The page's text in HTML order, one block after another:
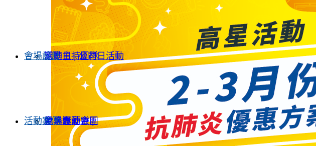
家庭日 | 公司日活動
企業運動會 |
活動主持團隊
尾牙春酒樂團
會場設計
會場設計
活動案例